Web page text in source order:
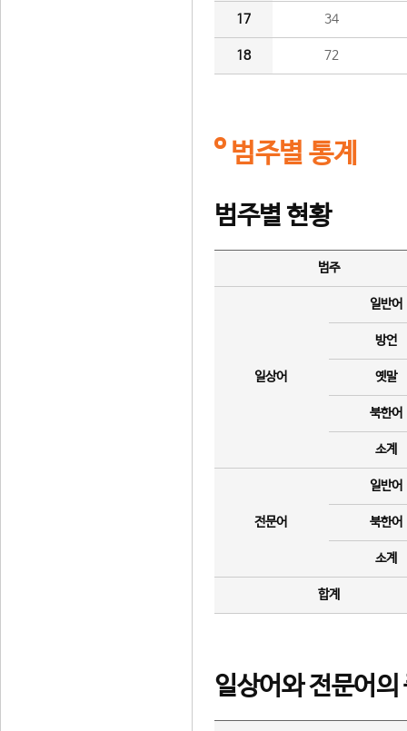
17 34
18 72
범주별 통계
범주별 현황
범주
일상어
일반어
방언
옛말
북한어
소계
전문어
일반어
북한어
소계
합계
일상어와 전문어의